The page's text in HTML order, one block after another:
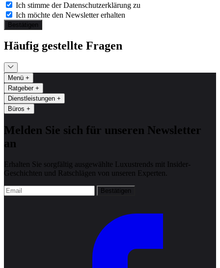
Ich stimme der Datenschutzerklärung zu
Ich möchte den Newsletter erhalten
Bestätigen
Häufig gestellte Fragen
Menü +
Ratgeber +
Dienstleistungen +
Büros +
Melden Sie sich für unseren Newsletter
an
Erhalten Sie sorgfältig ausgewählte Luxustrends mit Insider-
Geschichten und Ratschlägen von unseren Experten.
Bestätigen